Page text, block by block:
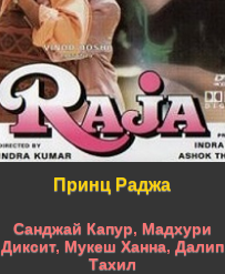
Принц Раджа
Санджай Капур, Мадхури
Диксит, Мукеш Ханна, Далип
Тахил